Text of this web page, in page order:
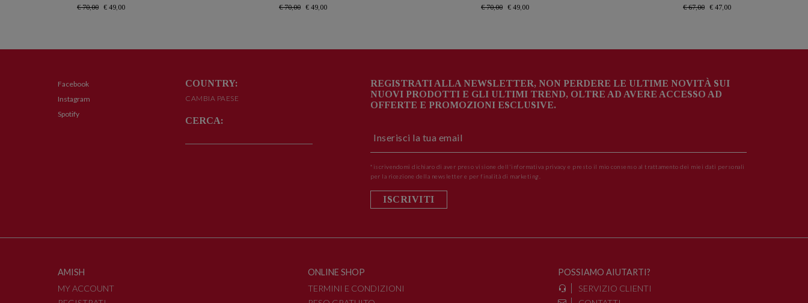
€ 70,00 € 49,00 € 70,00 € 49,00 € 70,00 € 49,00 € 67,00 € 47,00
Facebook
Instagram
Spotify
COUNTRY:
CAMBIA PAESE
CERCA:
REGISTRATI ALLA NEWSLETTER, NON PERDERE LE ULTIME NOVITÀ SUI
NUOVI PRODOTTI E GLI ULTIMI TREND, OLTRE AD AVERE ACCESSO AD
OFFERTE E PROMOZIONI ESCLUSIVE.
*iscrivendomi dichiaro di aver preso visione dell'informativa privacy e presto il mio consenso al trattamento dei miei dati personali
per la ricezione della newsletter e per finalità di marketing.
ISCRIVITI
AMISH
MY ACCOUNT
ONLINE SHOP
TERMINI E CONDIZIONI
POSSIAMO AIUTARTI?
SERVIZIO CLIENTI